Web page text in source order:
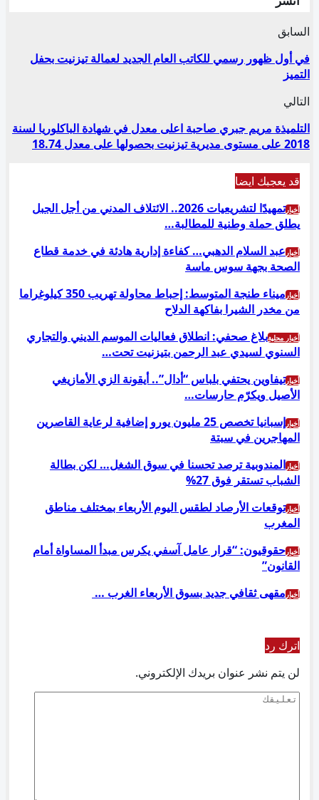
السابق
في أول ظهور رسمي للكاتب العام الجديد لعمالة تيزنيت بحفل
التميز
التالي
التلميذة مريم جبري صاحبة اعلى معدل في شهادة الباكلوريا لسنة
2018 على مستوى مديرية تيزنيت بحصولها على معدل 18.74
قد يعجبك ايضا
أخبار
تمهيدًا لتشريعيات 2026.. الائتلاف المدني من أجل الجبل
يطلق حملة وطنية للمطالبة…
أخبارعبد السلام الدهبي… كفاءة إدارية هادئة في خدمة قطاع
الصحة بجهة سوس ماسة
أخبار
ميناء طنجة المتوسط: إحباط محاولة تهريب 350 كيلوغراما
من مخدر الشيرا بفاكهة الدلاح
أخبار محليةبلاغ صحفي: انطلاق فعاليات الموسم الديني والتجاري
السنوي لسيدي عبد الرحمن بتيزنيت تحت…
أخبارتيفاوين يحتفي بلباس “أدال”.. أيقونة الزي الأمازيغي
الأصيل ويكرّم حارسات…
أخبار
إسبانيا تخصص 25 مليون يورو إضافية لرعاية القاصرين
المهاجرين في سبتة
أخبارالمندوبية ترصد تحسنا في سوق الشغل… لكن بطالة
الشباب تستقر فوق 27%
أخبارتوقعات الأرصاد لطقس اليوم الأربعاء بمختلف مناطق
المغرب
أخبارحقوقيون: “قرار عامل آسفي يكرس مبدأ المساواة أمام
القانون”
أخبارمقهى ثقافي جديد بسوق الأربعاء الغرب …
اترك رد
لن يتم نشر عنوان بريدك الإلكتروني.